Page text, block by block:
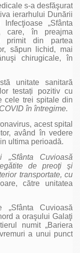
s-a desfăşurat
ierarhului Dunării
„Sfânta
care, în preajma
primit din partea
săpun lichid, mai
chirugicale, în
unitate sanitară
testați pozitiv cu
cele trei spitale din
în întregime.
acest spital
având în vedere
ultima perioadă.
„Sfânta Cuvioasă
de preoţi şi
transportate, cu
către unitatea
Cuvioasă
a oraşului Galaţi
numit „Bariera
a unui punct